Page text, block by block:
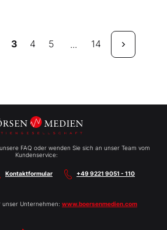
3 4 5 ... 14
FAQ oder wenden Sie sich an unser Team vom
Kundenservice:
Kontaktformular +49 9221 9051 - 110
unser Unternehmen: www.boersenmedien.com